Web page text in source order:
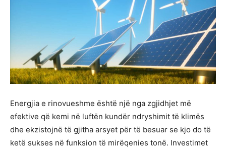
Energjia e rinovueshme është një nga zgjidhjet më
efektive që kemi në luftën kundër ndryshimit të klimës
dhe ekzistojnë të gjitha arsyet për të besuar se kjo do të
ketë sukses në funksion të mirëqenies tonë. Investimet